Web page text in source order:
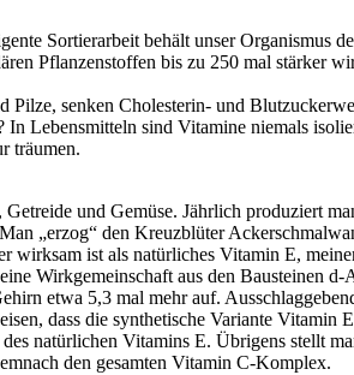
Sortierarbeit behält unser Organismus
Pflanzenstoffen bis zu 250 mal stärker
Pilze, senken Cholesterin- und
Lebensmitteln sind Vitamine niemals
träumen.
und Gemüse. Jährlich produziert
„erzog“ den Kreuzblüter
wirksam ist als natürliches Vitamin E,
Wirkgemeinschaft aus den Bausteinen
etwa 5,3 mal mehr auf.
dass die synthetische Variante Vitamin
natürlichen Vitamins E. Übrigens stellt
den gesamten Vitamin C-Komplex.